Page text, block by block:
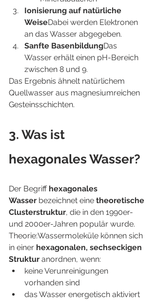
Ionisierung auf natürliche
WeiseDabei werden Elektronen
an das Wasser abgegeben.
Sanfte BasenbildungDas
Wasser erhält einen pH-Bereich
zwischen 8 und 9.
Das Ergebnis ähnelt natürlichem
Quellwasser aus magnesiumreichen
Gesteinsschichten.
3. Was ist
hexagonales Wasser?
Der Begriff hexagonales
Wasser bezeichnet eine theoretische
Clusterstruktur, die in den 1990er-
und 2000er-Jahren populär wurde.
Theorie:Wassermoleküle können sich
in einer hexagonalen, sechseckigen
Struktur anordnen, wenn:
keine Verunreinigungen
vorhanden sind
das Wasser energetisch aktiviert